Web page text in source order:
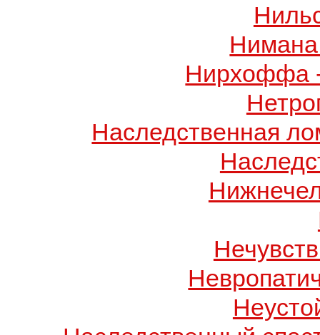
Нимана
Нирхоффа
Наследственная